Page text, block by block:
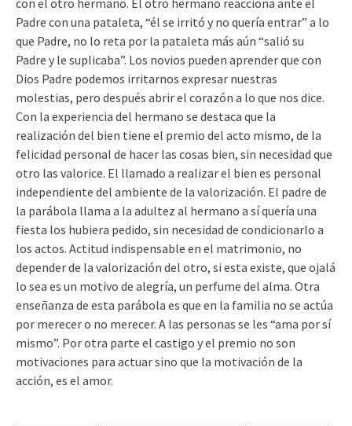
con el otro hermano. El otro hermano reacciona ante el
Padre con una pataleta, “él se irritó y no quería entrar” a lo
que Padre, no lo reta por la pataleta más aún “salió su
Padre y le suplicaba”. Los novios pueden aprender que con
Dios Padre podemos irritarnos expresar nuestras
molestias, pero después abrir el corazón a lo que nos dice.
Con la experiencia del hermano se destaca que la
realización del bien tiene el premio del acto mismo, de la
felicidad personal de hacer las cosas bien, sin necesidad que
otro las valorice. El llamado a realizar el bien es personal
independiente del ambiente de la valorización. El padre de
la parábola llama a la adultez al hermano a sí quería una
fiesta los hubiera pedido, sin necesidad de condicionarlo a
los actos. Actitud indispensable en el matrimonio, no
depender de la valorización del otro, si esta existe, que ojalá
lo sea es un motivo de alegría, un perfume del alma. Otra
enseñanza de esta parábola es que en la familia no se actúa
por merecer o no merecer. A las personas se les “ama por sí
mismo”. Por otra parte el castigo y el premio no son
motivaciones para actuar sino que la motivación de la
acción, es el amor.